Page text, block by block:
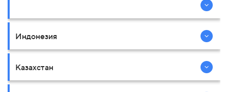
Индонезия
Казахстан